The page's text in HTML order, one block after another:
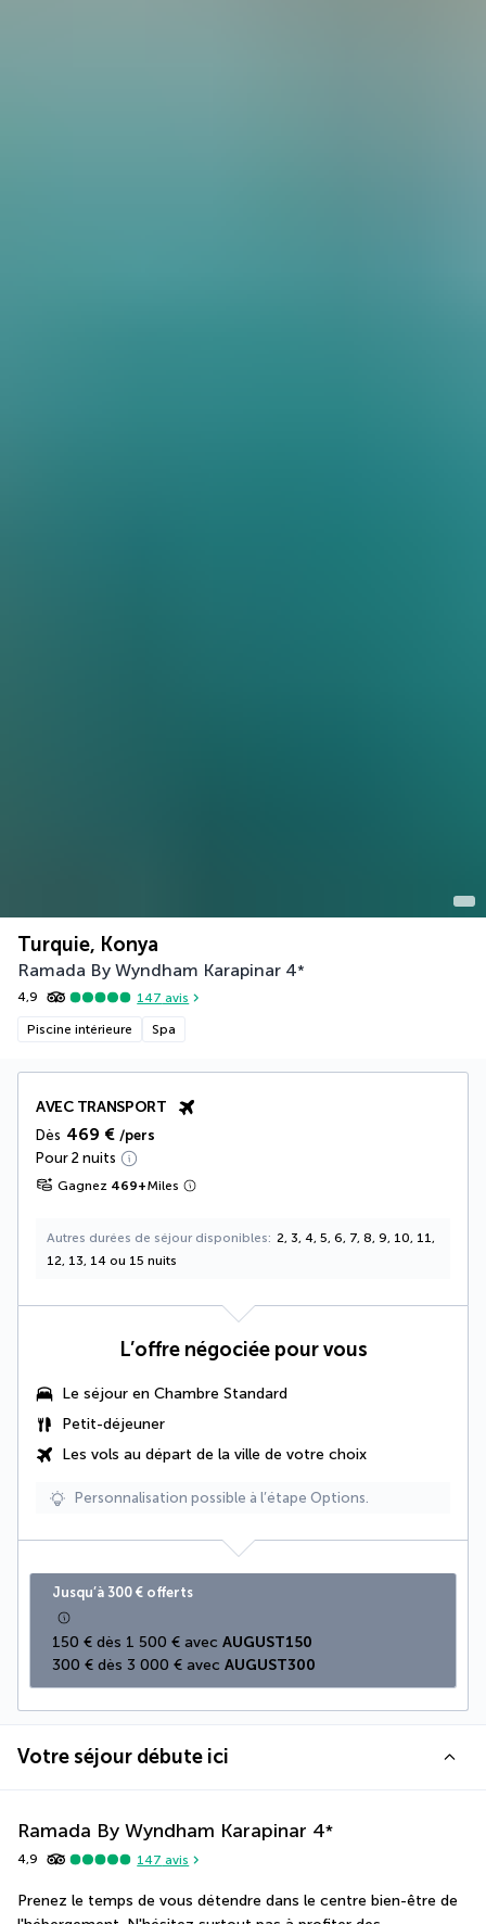
Turquie, Konya
Ramada By Wyndham Karapinar 4*
4,9 147 avis
Piscine intérieure Spa
AVEC TRANSPORT
Dès 469 € /pers
Pour 2 nuits
Gagnez 469+Miles
Autres durées de séjour disponibles
2, 3, 4, 5, 6, 7, 8, 9, 10, 11,
12, 13, 14 ou 15 nuits
L’offre négociée pour vous
Le séjour en Chambre Standard
Petit-déjeuner
Les vols au départ de la ville de votre choix
Personnalisation possible à l’étape Options.
Jusqu’à 300 € offerts
150 € dès 1 500 € avec AUGUST150
300 € dès 3 000 € avec AUGUST300
Votre séjour débute ici
Ramada By Wyndham Karapinar 4*
4,9 147 avis
Prenez le temps de vous détendre dans le centre bien-être de